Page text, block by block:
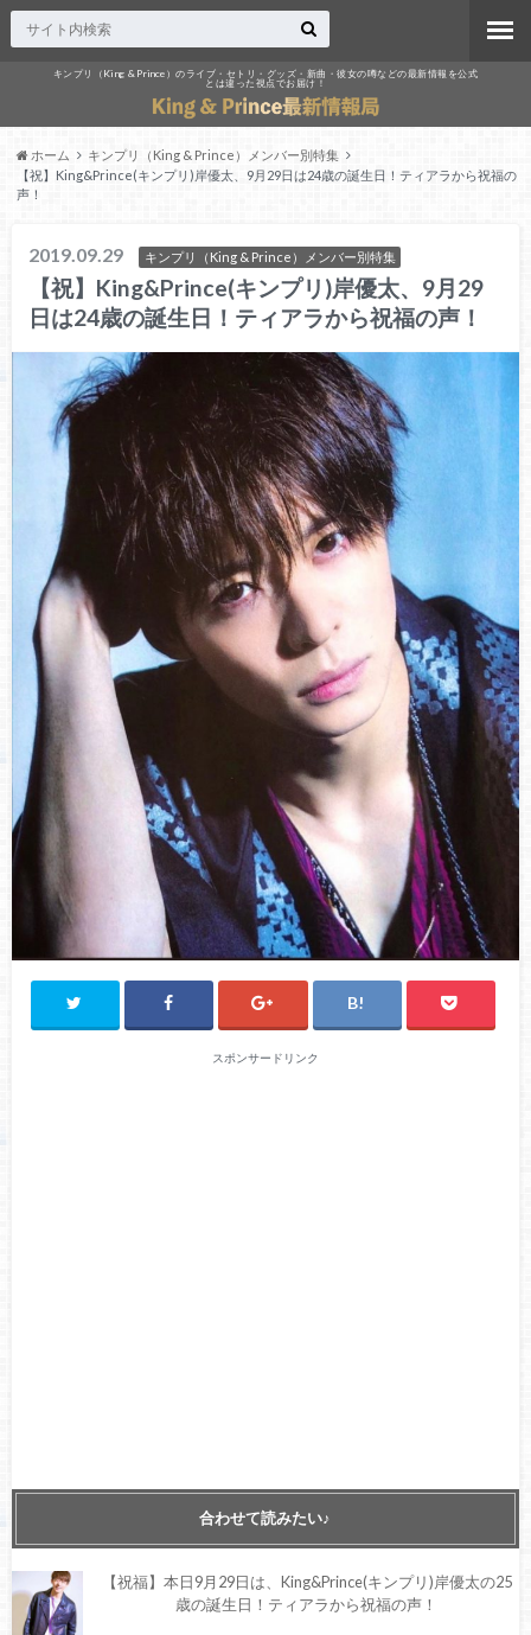
キンプリ（King & Prince）のライブ・セトリ・グッズ・新曲・彼女の噂などの最新情報を公式
とは違った視点でお届け！
ホーム
キンプリ（King & Prince）メンバー別特集
【祝】King&Prince(キンプリ)岸優太、9月29日は24歳の誕生日！ティアラから祝福の
声！
2019.09.29 キンプリ（King & Prince）メンバー別特集
【祝】King&Prince(キンプリ)岸優太、9月29
日は24歳の誕生日！ティアラから祝福の声！
スポンサードリンク
合わせて読みたい♪
【祝福】本日9月29日は、King&Prince(キンプリ)岸優太の25
歳の誕生日！ティアラから祝福の声！